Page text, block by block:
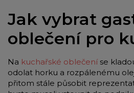
Jak vybrat
oblečení pro
Na kuchařské oblečeníse
odolat horku a rozpálenému
přitom stále působit